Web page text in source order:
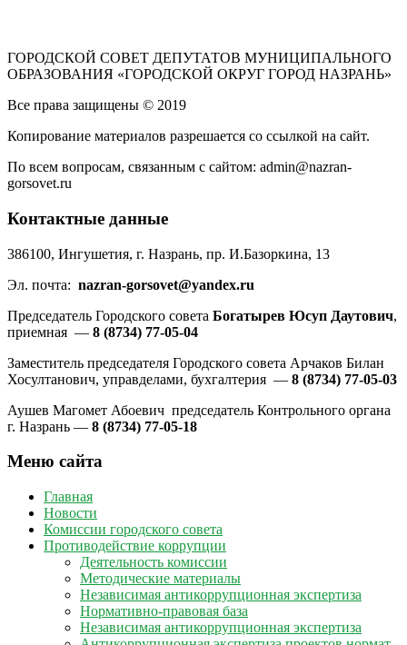
ГОРОДСКОЙ СОВЕТ ДЕПУТАТОВ МУНИЦИПАЛЬНОГО
ОБРАЗОВАНИЯ «ГОРОДСКОЙ ОКРУГ ГОРОД НАЗРАНЬ»
Все права защищены © 2019
Копирование материалов разрешается со ссылкой на сайт.
По всем вопросам, связанным с сайтом: admin@nazran-
gorsovet.ru
Контактные данные
386100, Ингушетия, г. Назрань, пр. И.Базоркина, 13
Эл. почта: nazran-gorsovet@yandex.ru
Председатель Городского совета Богатырев Юсуп Даутович,
приемная — 8 (8734) 77-05-04
Заместитель председателя Городского совета Арчаков Билан
Хосултанович, управделами, бухгалтерия — 8 (8734) 77-05-03
Аушев Магомет Абоевич председатель Контрольного органа
г. Назрань — 8 (8734) 77-05-18
Меню сайта
Главная
Новости
Комиссии городского совета
Противодействие коррупции
Деятельность комиссии
Методические материалы
Независимая антикоррупционная экспертиза
Нормативно-правовая база
Независимая антикоррупционная экспертиза